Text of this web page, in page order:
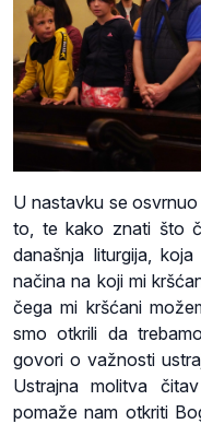
U nastavku se
to, te kako znati što
današnja liturgija,
načina na koji mi
čega mi kršćani
smo otkrili da
govori o važnosti
Ustrajna molitva
pomaže nam otkriti